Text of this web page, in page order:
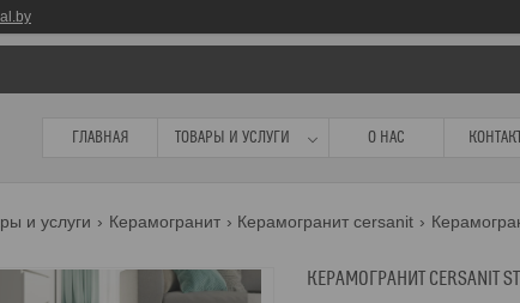
ГЛАВНАЯ ТОВАРЫ И УСЛУГИ О НАС
и услуги Керамогранит Керамогранит cersanit
КЕРАМОГРАНИТ CERSANIT